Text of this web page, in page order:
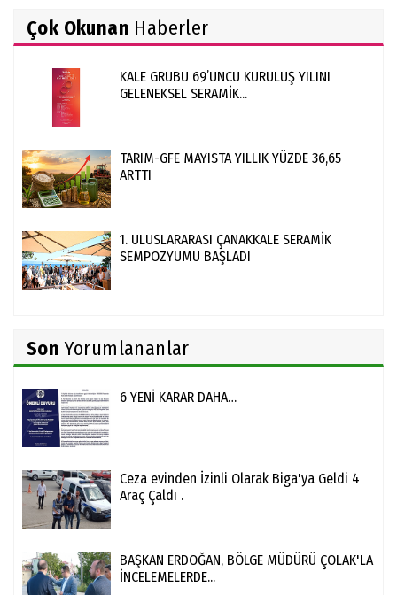
Çok Okunan Haberler
KALE GRUBU 69’UNCU KURULUŞ YILINI
GELENEKSEL SERAMİK...
TARIM-GFE MAYISTA YILLIK YÜZDE 36,65
ARTTI
1. ULUSLARARASI ÇANAKKALE SERAMİK
SEMPOZYUMU BAŞLADI
Son Yorumlananlar
6 YENİ KARAR DAHA…
Ceza evinden İzinli Olarak Biga'ya Geldi 4
Araç Çaldı .
BAŞKAN ERDOĞAN, BÖLGE MÜDÜRÜ ÇOLAK'LA
İNCELEMELERDE...